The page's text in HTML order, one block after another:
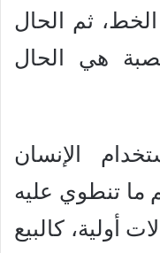
الخط، ثم الحال
هي الحال
الإنسان
ما تنطوي عليه
أولية، كالبيع